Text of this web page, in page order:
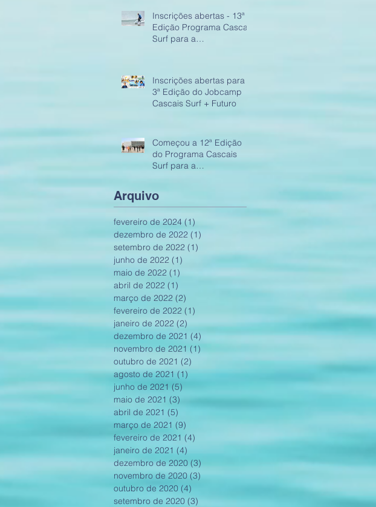
Inscrições abertas - 13ª
Edição Programa Cascais
Surf para a
Inscrições abertas para a
3ª Edição do Jobcamp
Cascais Surf + Futuro
Começou a 12ª Edição
do Programa Cascais
Surf para a
Arquivo
fevereiro de 2024 (1)
dezembro de 2022 (1)
setembro de 2022 (1)
junho de 2022 (1)
maio de 2022 (1)
abril de 2022 (1)
março de 2022 (2)
fevereiro de 2022 (1)
janeiro de 2022 (2)
dezembro de 2021 (4) 4 posts
novembro de 2021 (1)
outubro de 2021 (2)
agosto de 2021 (1)1 post
junho de 2021 (5)
maio de 2021 (3) 3 posts
abril de 2021 (5)
março de 2021 (9)
fevereiro de 2021 (4)
janeiro de 2021 (4)
dezembro de 2020 (3)
novembro de 2020 (3)3 posts
outubro de 2020 (4)
setembro de 2020 (3)